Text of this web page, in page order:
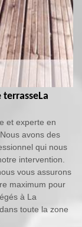
et experte en
avons des
qui nous
intervention.
vous assurons
maximum pour
à La
toute la zone